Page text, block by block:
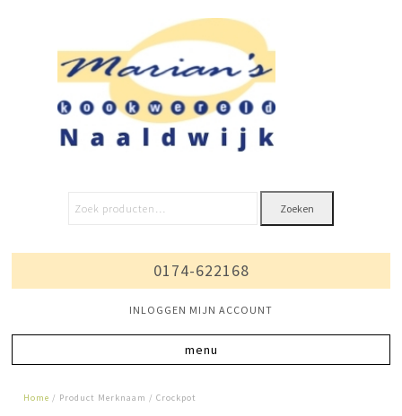
Zoeken
0174-622168
INLOGGEN MIJN ACCOUNT
Home / Product Merknaam / Crockpot